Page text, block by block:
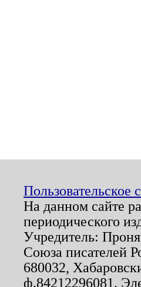
Пользовательское
На данном сайте
периодического
Учредитель:
Союза писателей
680032,
ф.84212296081.